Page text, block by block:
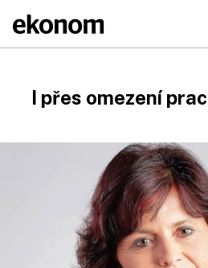
I přes omezení